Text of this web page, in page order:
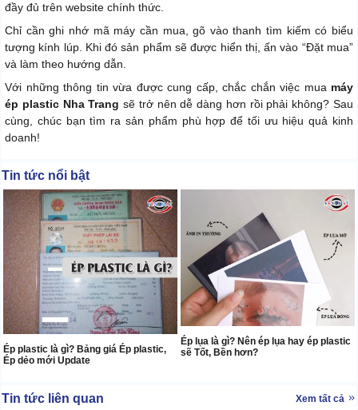
đầy đủ trên website chính thức.
Chỉ cần ghi nhớ mã máy cần mua, gõ vào thanh tìm kiếm có biểu
tượng kính lúp. Khi đó sản phẩm sẽ được hiển thị, ấn vào “Đặt mua”
và làm theo hướng dẫn.
Với những thông tin vừa được cung cấp, chắc chắn việc mua máy
ép plastic Nha Trang sẽ trở nên dễ dàng hơn rồi phải không? Sau
cùng, chúc bạn tìm ra sản phẩm phù hợp để tối ưu hiệu quả kinh
doanh!
Tin tức nổi bật
Ép plastic là gì? Bảng giá Ép plastic,
Ép dẻo mới Update
Ép lụa là gì? Nên ép lụa hay ép plastic
sẽ Tốt, Bền hơn?
Tin tức liên quan Xem tất cả